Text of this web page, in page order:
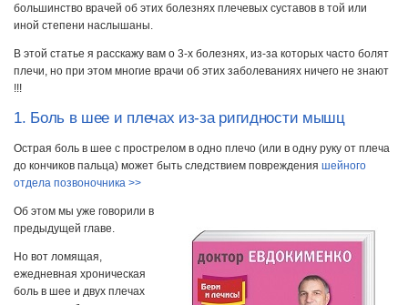
большинство врачей об этих болезнях плечевых суставов в той или
иной степени наслышаны.
В этой статье я расскажу вам о 3-х болезнях, из-за которых часто болят
плечи, но при этом многие врачи об этих заболеваниях ничего не знают
!!!
1. Боль в шее и плечах из-за ригидности мышц
Острая боль в шее с прострелом в одно плечо (или в одну руку от плеча
до кончиков пальца) может быть следствием повреждения шейного
отдела позвоночника >>
Об этом мы уже говорили в
предыдущей главе.
Но вот ломящая,
ежедневная хроническая
боль в шее и двух плечах